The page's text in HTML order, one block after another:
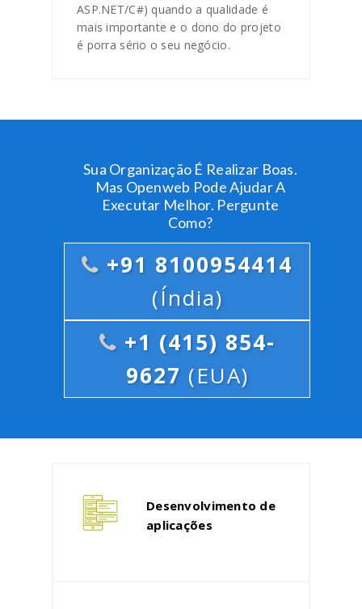
ASP.NET/C#) quando a qualidade é
mais importante e o dono do projeto
é porra sério o seu negócio.
Sua Organização É Realizar Boas.
Mas Openweb Pode Ajudar A
Executar Melhor. Pergunte
Como?
+91 8100954414
(Índia)
+1 (415) 854-
9627 (EUA)
Desenvolvimento de
aplicações